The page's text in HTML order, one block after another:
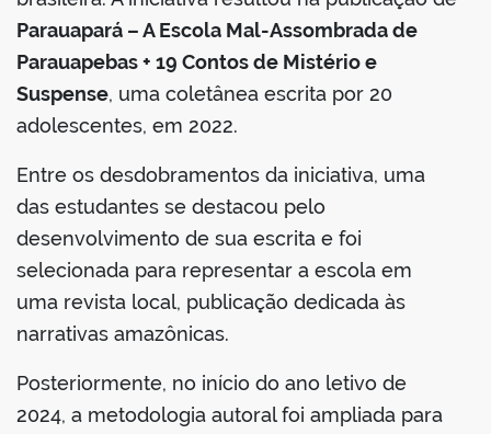
Parauapará – A Escola Mal-Assombrada de
Parauapebas + 19 Contos de Mistério e
Suspense, uma coletânea escrita por 20
adolescentes, em 2022.
Entre os desdobramentos da iniciativa, uma
das estudantes se destacou pelo
desenvolvimento de sua escrita e foi
selecionada para representar a escola em
uma revista local, publicação dedicada às
narrativas amazônicas.
Posteriormente, no início do ano letivo de
2024, a metodologia autoral foi ampliada para